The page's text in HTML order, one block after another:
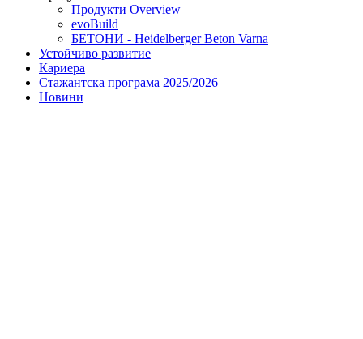
Продукти Overview
evoBuild
БЕТОНИ - Heidelberger Beton Varna
Устойчиво развитие
Кариера
Стажантска програма 2025/2026
Новини